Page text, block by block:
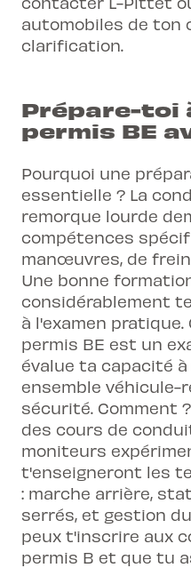
automobiles de ton
clarification.
Prépare-toi
permis BE
Pourquoi une
essentielle ? La
remorque lourde
compétences
manœuvres, de
Une bonne
considérablement
à l'examen pratique.
permis BE est un
évalue ta capacité
ensemble véhicule-
sécurité. Comment
des cours de
moniteurs
t'enseigneront les
: marche arrière,
serrés, et gestion
peux t'inscrire aux
permis B et que tu